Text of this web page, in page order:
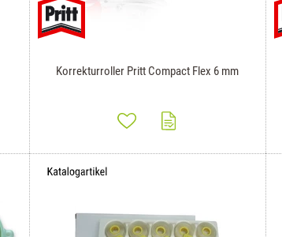
Korrekturroller Pritt Compact Flex 6 mm